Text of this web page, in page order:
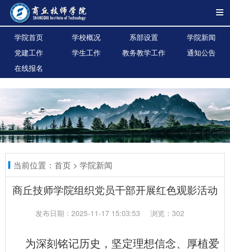
学院首页 学校概况 系部设置
学院新闻
党建工作
学生工作 教务教学工作
通知公告
在线报名
当前位置： 首页 > 学院新闻
商丘技师学院组织党员干部开展红色观影活动
发布日期：2025-11-17 15:03:53 浏览：302
为深刻铭记历史，坚定理想信念、厚植爱